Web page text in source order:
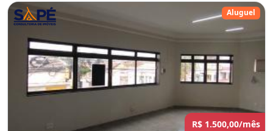
Aluguel
R$ 1.500,00/mês